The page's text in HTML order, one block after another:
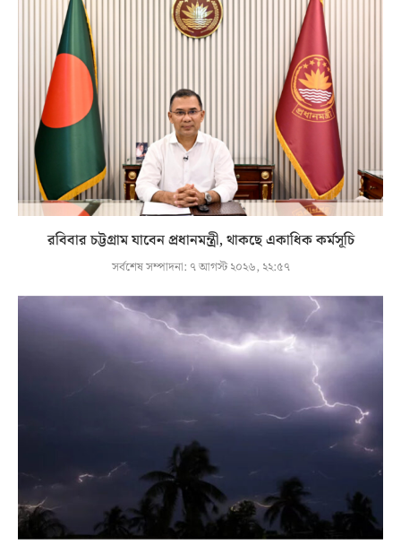
রবিবার চট্টগ্রাম যাবেন প্রধানমন্ত্রী, থাকছে একাধিক কর্মসূচি
সর্বশেষ সম্পাদনা: ৭ আগস্ট ২০২৬, ২২:৫৭